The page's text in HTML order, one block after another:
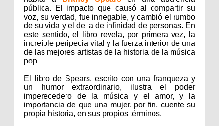
pública. El impacto que causó al compartir su
voz, su verdad, fue innegable, y cambió el rumbo
de su vida y el de la de infinidad de personas. En
este sentido, el libro revela, por primera vez, la
increíble peripecia vital y la fuerza interior de una
de las mejores artistas de la historia de la música
pop.
El libro de Spears, escrito con una franqueza y
un humor extraordinario, ilustra el poder
imperecedero de la música y el amor, y la
importancia de que una mujer, por fin, cuente su
propia historia, en sus propios términos.